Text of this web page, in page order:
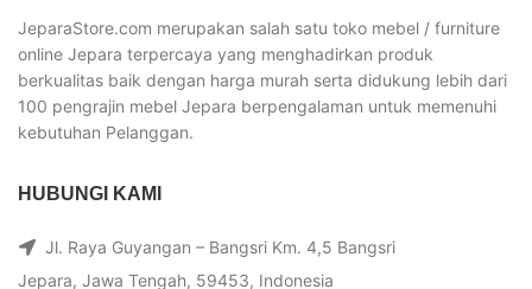
JeparaStore.com merupakan salah satu toko mebel / furniture
online Jepara terpercaya yang menghadirkan produk
berkualitas baik dengan harga murah serta didukung lebih dari
100 pengrajin mebel Jepara berpengalaman untuk memenuhi
kebutuhan Pelanggan.
HUBUNGI KAMI
Jl. Raya Guyangan – Bangsri Km. 4,5 Bangsri
Jepara, Jawa Tengah, 59453, Indonesia